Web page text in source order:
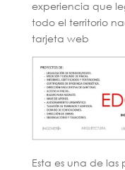
experiencia que
todo el territorio
tarjeta web
Esta es una de